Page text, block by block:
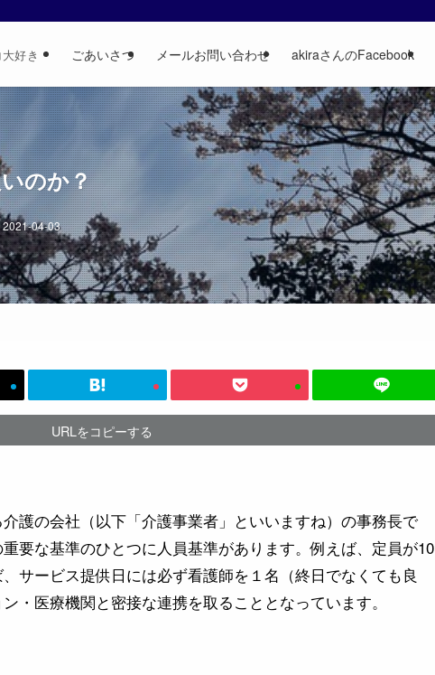
好き ごあいさつ メールお問い合わせ akiraさんのFacebook
のか？
2021-04-03
URLをコピーする
護の会社（以下「介護事業者」といいますね）の事務長で
要な基準のひとつに人員基準があります。例えば、定員が10
サービス提供日には必ず看護師を１名（終日でなくても良
・医療機関と密接な連携を取ることとなっています。